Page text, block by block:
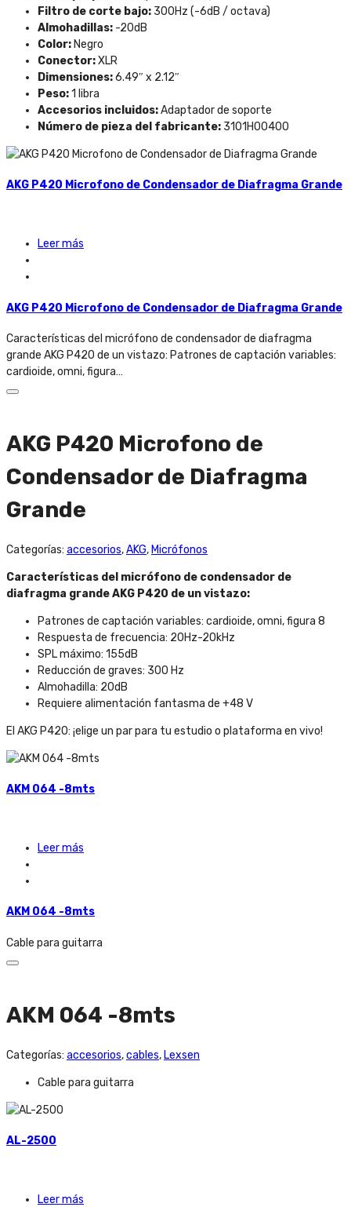
Filtro de corte bajo: 300Hz (-6dB / octava)
Almohadillas: -20dB
Color: Negro
Conector:XLR
Dimensiones:6.49″ x 2.12″
Peso:1 libra
Accesorios incluidos:Adaptador de soporte
Número de pieza del fabricante: 3101H00400
AKG P420 Microfono de Condensador de Diafragma Grande
Leer más
AKG P420 Microfono de Condensador de Diafragma Grande
Características del micrófono de condensador de diafragma
grande AKG P420 de un vistazo: Patrones de captación variables:
cardioide, omni, figura…
AKG P420 Microfono de
Condensador de Diafragma
Grande
Categorías: accesorios,AKG, Micrófonos
Características del micrófono de condensador de
diafragma grande AKG P420 de un vistazo:
Patrones de captación variables: cardioide, omni, figura 8
Respuesta de frecuencia: 20Hz-20kHz
SPL máximo: 155dB
Reducción de graves: 300 Hz
Almohadilla: 20dB
Requiere alimentación fantasma de +48 V
El AKG P420: ¡elige un par para tu estudio o plataforma en vivo!
AKM 064 -8mts
Leer más
AKM 064 -8mts
Cable para guitarra
AKM 064 -8mts
Categorías: accesorios,cables, Lexsen
Cable para guitarra
AL-2500
Leer más